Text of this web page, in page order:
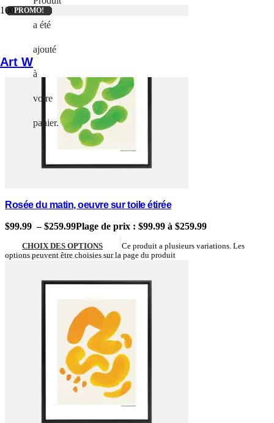
Art W
a été
ajouté
à
votre
panier.
Rosée du matin, oeuvre sur toile étirée
$99.99 – $259.99Plage de prix : $99.99 à $259.99
CHOIX DES OPTIONS
Ce produit a plusieurs variations. Les
options peuvent être choisies sur la page du produit
PROMO!
PROMO!
PROMO!
PROMO!
PROMO!
PROMO!
PROMO!
PROMO!
PROMO!
PROMO!
PROMO!